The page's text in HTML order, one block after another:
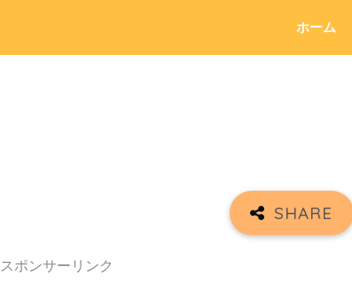
ホーム
スポンサーリンク